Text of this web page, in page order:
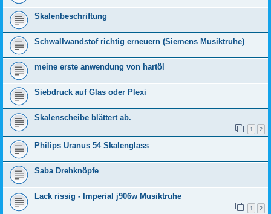
Skalenbeschriftung
Schwallwandstof richtig erneuern (Siemens Musiktruhe)
meine erste anwendung von hartöl
Siebdruck auf Glas oder Plexi
Skalenscheibe blättert ab.
1 2
Philips Uranus 54 Skalenglass
Saba Drehknöpfe
Lack rissig - Imperial j906w Musiktruhe
1 2